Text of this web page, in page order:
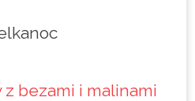
z bezami i malinami